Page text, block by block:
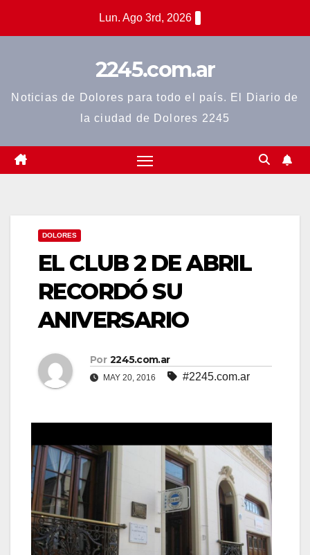
Lun. Ago 3rd, 2026
2245.com.ar
Noticias de Dolores para todo el país. El Diario de
la ciudad de Dolores 2245
DOLORES
EL CLUB 2 DE ABRIL
RECORDÓ SU
ANIVERSARIO
Por 2245.com.ar
MAY 20, 2016 #2245.com.ar